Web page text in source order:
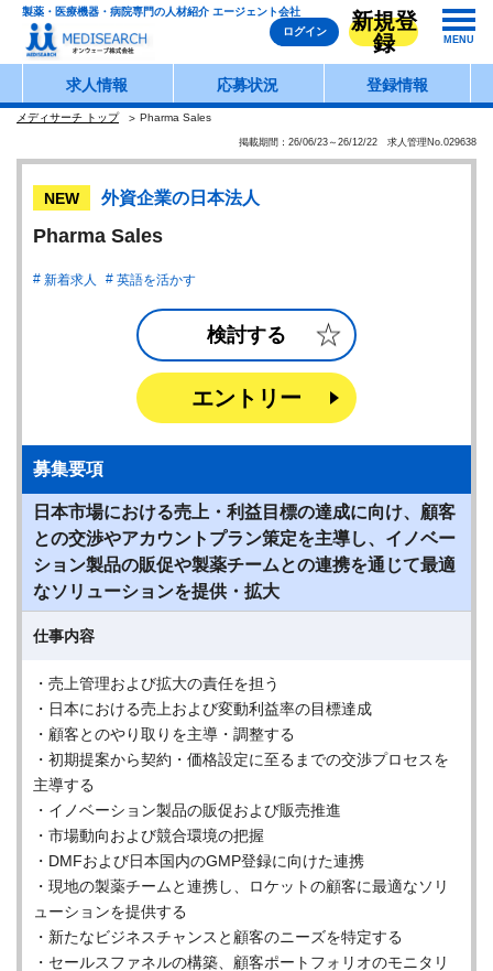
製薬・医療機器・病院専門の人材紹介 エージェント会社
ログイン
新規登
録
MENU
求人情報 応募状況 登録情報
メディサーチ トップ Pharma Sales
掲載期間：26/06/23～26/12/22 求人管理No.029638
NEW 外資企業の日本法人
Pharma Sales
新着求人 英語を活かす
検討する
エントリー
募集要項
日本市場における売上・利益目標の達成に向け、顧客
との交渉やアカウントプラン策定を主導し、イノベー
ション製品の販促や製薬チームとの連携を通じて最適
なソリューションを提供・拡大
仕事内容
・売上管理および拡大の責任を担う
・日本における売上および変動利益率の目標達成
・顧客とのやり取りを主導・調整する
・初期提案から契約・価格設定に至るまでの交渉プロセスを
主導する
・イノベーション製品の販促および販売推進
・市場動向および競合環境の把握
・DMFおよび日本国内のGMP登録に向けた連携
・現地の製薬チームと連携し、ロケットの顧客に最適なソリ
ューションを提供する
・新たなビジネスチャンスと顧客のニーズを特定する
・セールスファネルの構築、顧客ポートフォリオのモニタリ